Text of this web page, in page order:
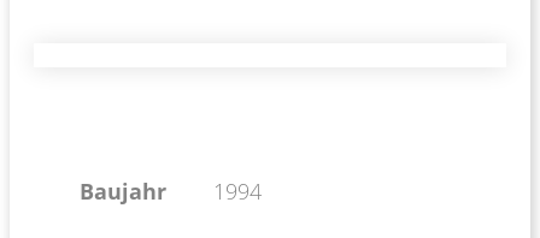
Baujahr 1994